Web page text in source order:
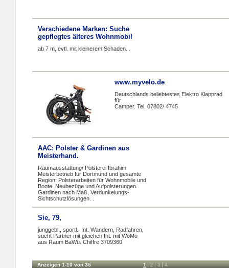
Verschiedene Marken: Suche
gepflegtes älteres Wohnmobil
ab 7 m, evtl. mit kleinerem Schaden. .
www.myvelo.de
Deutschlands beliebtestes Elektro Klapprad
für
Camper. Tel. 07802/ 4745
AAC: Polster & Gardinen aus
Meisterhand.
Raumausstattung/ Polsterei Ibrahim
Meisterbetrieb für Dortmund und gesamte
Region: Polsterarbeiten für Wohnmobile und
Boote. Neubezüge und Aufpolsterungen.
Gardinen nach Maß, Verdunkelungs-
Sichtschutzlösungen. .
Sie, 79,
junggebl., sportl., Int. Wandern, Radfahren,
sucht Partner mit gleichen Int. mit WoMo
aus Raum BaWü. Chiffre 3709360
Anzeigen 1-10 von 35 1 2 3 4